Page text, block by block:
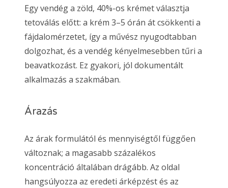
Egy vendég a zöld, 40%-os krémet választja
tetoválás előtt: a krém 3–5 órán át csökkenti a
fájdalomérzetet, így a művész nyugodtabban
dolgozhat, és a vendég kényelmesebben tűri a
beavatkozást. Ez gyakori, jól dokumentált
alkalmazás a szakmában.
Árazás
Az árak formulától és mennyiségtől függően
változnak; a magasabb százalékos
koncentráció általában drágább. Az oldal
hangsúlyozza az eredeti árképzést és az